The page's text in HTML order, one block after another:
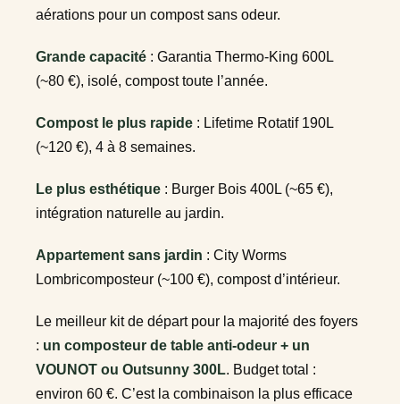
aérations pour un compost sans odeur.
Grande capacité : Garantia Thermo-King 600L
(~80 €), isolé, compost toute l’année.
Compost le plus rapide : Lifetime Rotatif 190L
(~120 €), 4 à 8 semaines.
Le plus esthétique : Burger Bois 400L (~65 €),
intégration naturelle au jardin.
Appartement sans jardin : City Worms
Lombricomposteur (~100 €), compost d’intérieur.
Le meilleur kit de départ pour la majorité des foyers
: un composteur de table anti-odeur + un
VOUNOT ou Outsunny 300L. Budget total :
environ 60 €. C’est la combinaison la plus efficace